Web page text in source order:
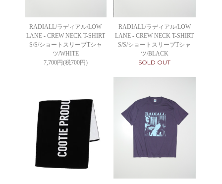
RADIALL/ラディアル/LOW
LANE - CREW NECK T-SHIRT
S/S/ショートスリーブTシャ
ツ/WHITE
7,700円(税700円)
RADIALL/ラディアル/LOW
LANE - CREW NECK T-SHIRT
S/S/ショートスリーブTシャ
ツ/BLACK
SOLD OUT